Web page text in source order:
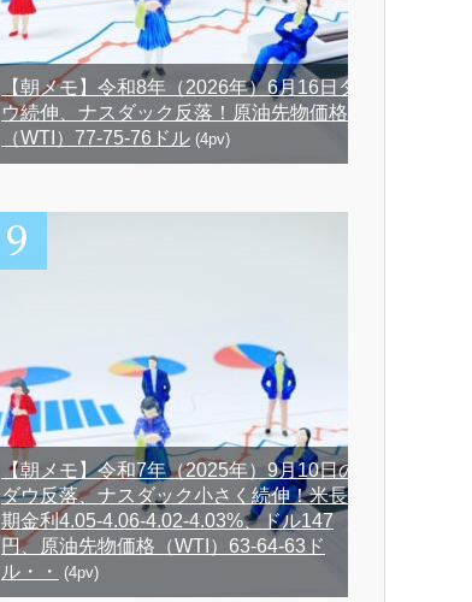
【朝メモ】令和8年（2026年）6月16日ダ
ウ続伸、ナスダック反落！原油先物価格
（WTI）77-75-76ドル (4pv)
【朝メモ】令和7年（2025年）9月10日の
ダウ反落、ナスダック小さく続伸！米長
期金利4.05-4.06-4.02-4.03%、ドル147
円、原油先物価格（WTI）63-64-63ド
ル・・
(4pv)